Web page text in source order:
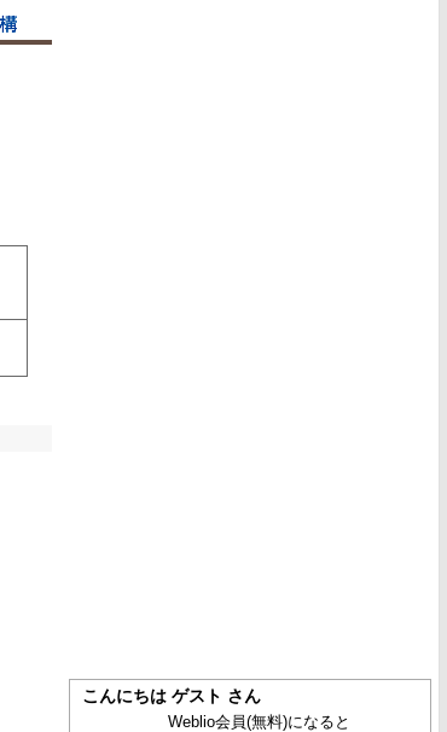
こんにちは ゲスト さん
Weblio会員(無料)になると